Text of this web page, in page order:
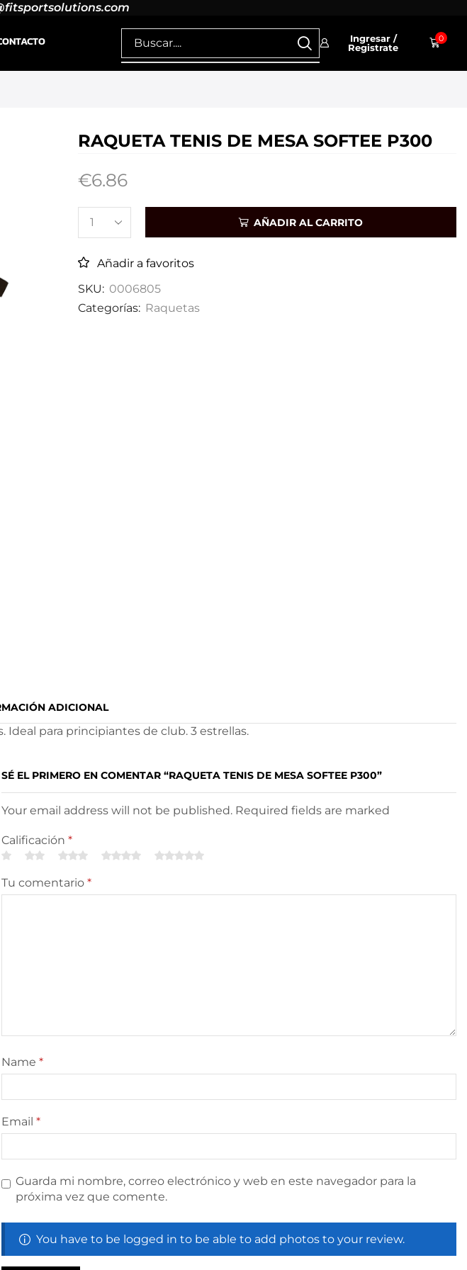
Ingresar /
Registrate
0
RAQUETA TENIS DE MESA SOFTEE P300
€6.86
AÑADIR AL CARRITO
Añadir a favoritos
SKU: 0006805
Categorías: Raquetas
ADICIONAL
Ideal para principiantes de club. 3 estrellas.
SÉ EL PRIMERO EN COMENTAR “RAQUETA TENIS DE MESA SOFTEE P300”
Your email address will not be published. Required fields are marked
Calificación *
Tu comentario *
Name *
Email *
Guarda mi nombre, correo electrónico y web en este navegador para la
próxima vez que comente.
You have to be logged in to be able to add photos to your review.